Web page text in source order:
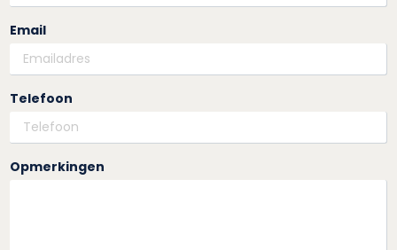
Email
Telefoon
Opmerkingen